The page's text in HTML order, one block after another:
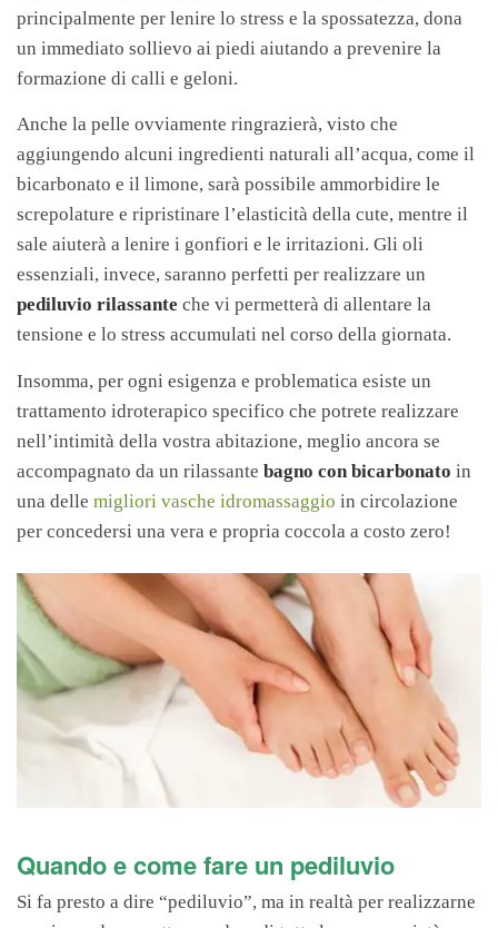
principalmente per lenire lo stress e la spossatezza, dona
un immediato sollievo ai piedi aiutando a prevenire la
formazione di calli e geloni.
Anche la pelle ovviamente ringrazierà, visto che
aggiungendo alcuni ingredienti naturali all’acqua, come il
bicarbonato e il limone, sarà possibile ammorbidire le
screpolature e ripristinare l’elasticità della cute, mentre il
sale aiuterà a lenire i gonfiori e le irritazioni. Gli oli
essenziali, invece, saranno perfetti per realizzare un
pediluvio rilassante che vi permetterà di allentare la
tensione e lo stress accumulati nel corso della giornata.
Insomma, per ogni esigenza e problematica esiste un
trattamento idroterapico specifico che potrete realizzare
nell’intimità della vostra abitazione, meglio ancora se
accompagnato da un rilassante bagno con bicarbonato in
una delle migliori vasche idromassaggio in circolazione
per concedersi una vera e propria coccola a costo zero!
Quando e come fare un pediluvio
Si fa presto a dire “pediluvio”, ma in realtà per realizzarne